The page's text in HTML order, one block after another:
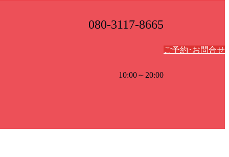
080-3117-8665
10:00～20:00
ご予約･お問合せ